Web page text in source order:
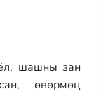
шашны зан
өвөрмөц